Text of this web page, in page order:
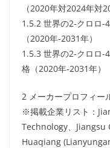
（2020年対2024年対
1.5.2 世界の2-クロロ-
（2020年-2031年）
1.5.3 世界の2-クロロ-
格（2020年-2031年）
2 メーカープロフィー
※掲載企業リスト：
Technology、
Huaqiang